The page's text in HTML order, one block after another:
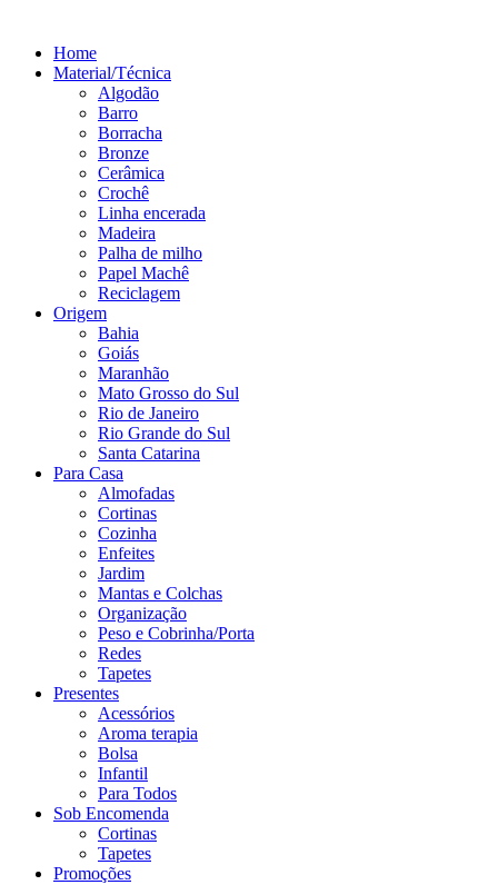
Home
Material/Técnica
Algodão
Barro
Borracha
Bronze
Cerâmica
Crochê
Linha encerada
Madeira
Palha de milho
Papel Machê
Reciclagem
Origem
Bahia
Goiás
Maranhão
Mato Grosso do Sul
Rio de Janeiro
Rio Grande do Sul
Santa Catarina
Para Casa
Almofadas
Cortinas
Cozinha
Enfeites
Jardim
Mantas e Colchas
Organização
Peso e Cobrinha/Porta
Redes
Tapetes
Presentes
Acessórios
Aroma terapia
Bolsa
Infantil
Para Todos
Sob Encomenda
Cortinas
Tapetes
Promoções